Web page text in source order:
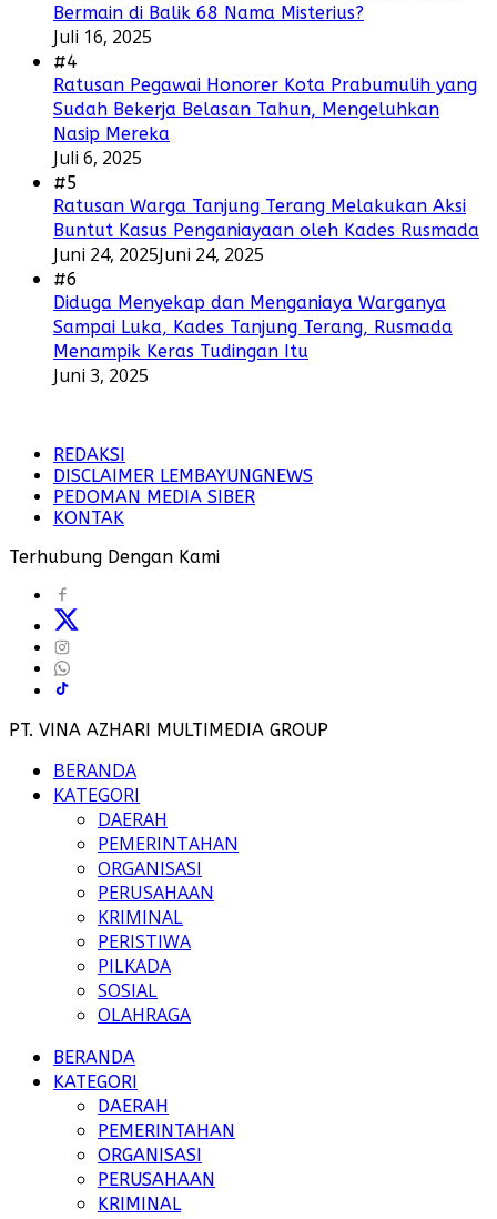
Bermain di Balik 68 Nama Misterius?
Juli 16, 2025
#4
Ratusan Pegawai Honorer Kota Prabumulih yang
Sudah Bekerja Belasan Tahun, Mengeluhkan
Nasip Mereka
Juli 6, 2025
#5
Ratusan Warga Tanjung Terang Melakukan Aksi
Buntut Kasus Penganiayaan oleh Kades Rusmada
Juni 24, 2025Juni 24, 2025
#6
Diduga Menyekap dan Menganiaya Warganya
Sampai Luka, Kades Tanjung Terang, Rusmada
Menampik Keras Tudingan Itu
Juni 3, 2025
REDAKSI
DISCLAIMER LEMBAYUNGNEWS
PEDOMAN MEDIA SIBER
KONTAK
Terhubung Dengan Kami
PT. VINA AZHARI MULTIMEDIA GROUP
BERANDA
KATEGORI
DAERAH
PEMERINTAHAN
ORGANISASI
PERUSAHAAN
KRIMINAL
PERISTIWA
PILKADA
SOSIAL
OLAHRAGA
BERANDA
KATEGORI
DAERAH
PEMERINTAHAN
ORGANISASI
PERUSAHAAN
KRIMINAL